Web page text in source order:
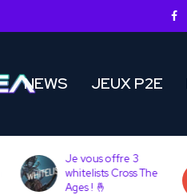
NEWS JEUX P2E
Je vous offre 3
whitelists Cross The
Ages ! 🤞